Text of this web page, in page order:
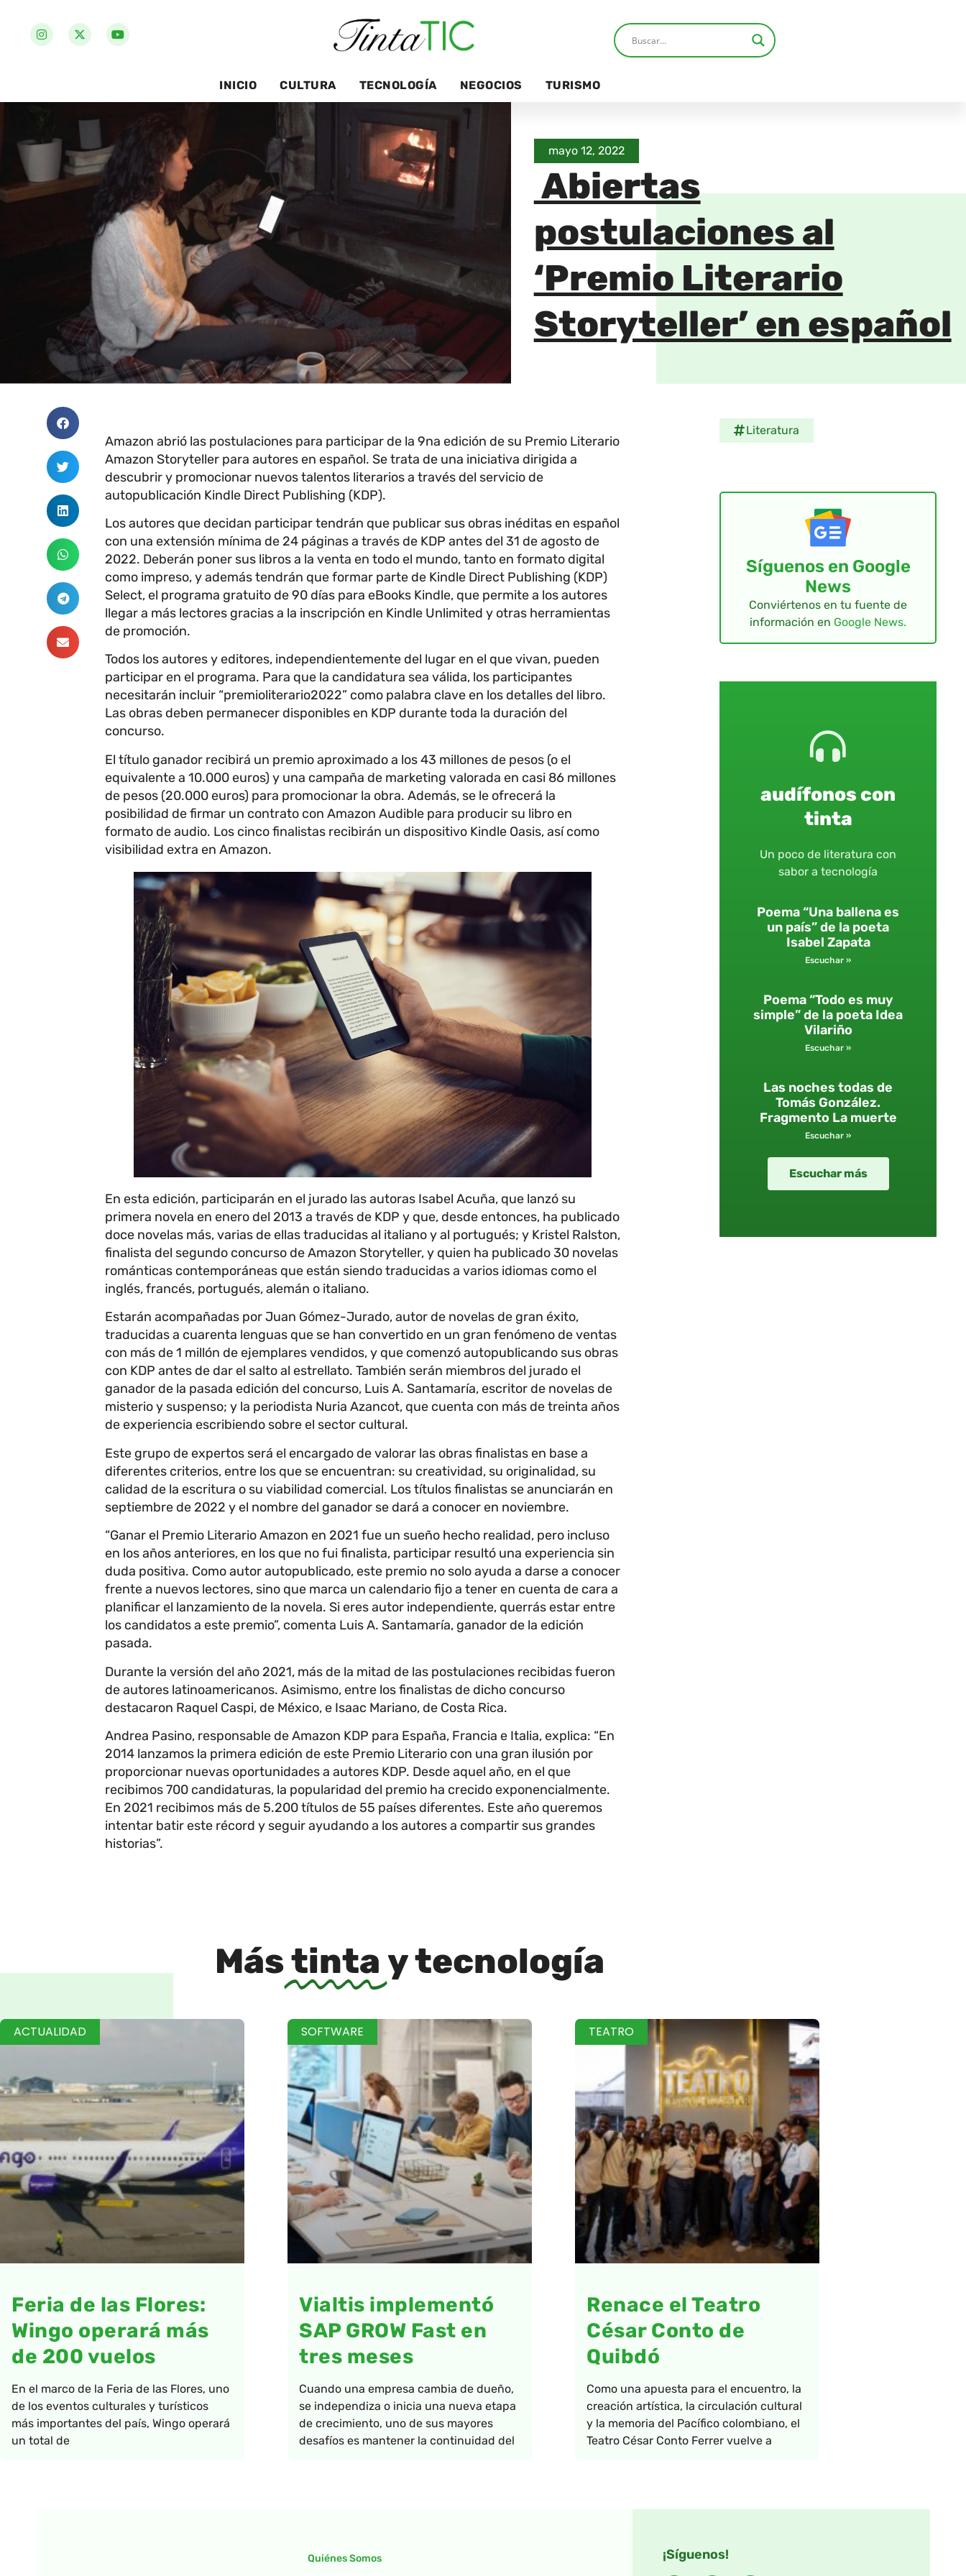
INICIO CULTURA TECNOLOGÍA NEGOCIOS TURISMO
mayo 12, 2022
Abiertas
postulaciones al
‘Premio Literario
Storyteller’ en español
Amazon abrió las postulaciones para participar de la 9na edición de su Premio Literario
Amazon Storyteller para autores en español. Se trata de una iniciativa dirigida a
descubrir y promocionar nuevos talentos literarios a través del servicio de
autopublicación Kindle Direct Publishing (KDP).
Los autores que decidan participar tendrán que publicar sus obras inéditas en español
con una extensión mínima de 24 páginas a través de KDP antes del 31 de agosto de
2022. Deberán poner sus libros a la venta en todo el mundo, tanto en formato digital
como impreso, y además tendrán que formar parte de Kindle Direct Publishing (KDP)
Select, el programa gratuito de 90 días para eBooks Kindle, que permite a los autores
llegar a más lectores gracias a la inscripción en Kindle Unlimited y otras herramientas
de promoción.
Todos los autores y editores, independientemente del lugar en el que vivan, pueden
participar en el programa. Para que la candidatura sea válida, los participantes
necesitarán incluir “premioliterario2022” como palabra clave en los detalles del libro.
Las obras deben permanecer disponibles en KDP durante toda la duración del
concurso.
El título ganador recibirá un premio aproximado a los 43 millones de pesos (o el
equivalente a 10.000 euros) y una campaña de marketing valorada en casi 86 millones
de pesos (20.000 euros) para promocionar la obra. Además, se le ofrecerá la
posibilidad de firmar un contrato con Amazon Audible para producir su libro en
formato de audio. Los cinco finalistas recibirán un dispositivo Kindle Oasis, así como
visibilidad extra en Amazon.
En esta edición, participarán en el jurado las autoras Isabel Acuña, que lanzó su
primera novela en enero del 2013 a través de KDP y que, desde entonces, ha publicado
doce novelas más, varias de ellas traducidas al italiano y al portugués; y Kristel Ralston,
finalista del segundo concurso de Amazon Storyteller, y quien ha publicado 30 novelas
románticas contemporáneas que están siendo traducidas a varios idiomas como el
inglés, francés, portugués, alemán o italiano.
Estarán acompañadas por Juan Gómez-Jurado, autor de novelas de gran éxito,
traducidas a cuarenta lenguas que se han convertido en un gran fenómeno de ventas
con más de 1 millón de ejemplares vendidos, y que comenzó autopublicando sus obras
con KDP antes de dar el salto al estrellato. También serán miembros del jurado el
ganador de la pasada edición del concurso, Luis A. Santamaría, escritor de novelas de
misterio y suspenso; y la periodista Nuria Azancot, que cuenta con más de treinta años
de experiencia escribiendo sobre el sector cultural.
Este grupo de expertos será el encargado de valorar las obras finalistas en base a
diferentes criterios, entre los que se encuentran: su creatividad, su originalidad, su
calidad de la escritura o su viabilidad comercial. Los títulos finalistas se anunciarán en
septiembre de 2022 y el nombre del ganador se dará a conocer en noviembre.
“Ganar el Premio Literario Amazon en 2021 fue un sueño hecho realidad, pero incluso
en los años anteriores, en los que no fui finalista, participar resultó una experiencia sin
duda positiva. Como autor autopublicado, este premio no solo ayuda a darse a conocer
frente a nuevos lectores, sino que marca un calendario fijo a tener en cuenta de cara a
planificar el lanzamiento de la novela. Si eres autor independiente, querrás estar entre
los candidatos a este premio”, comenta Luis A. Santamaría, ganador de la edición
pasada.
Durante la versión del año 2021, más de la mitad de las postulaciones recibidas fueron
de autores latinoamericanos. Asimismo, entre los finalistas de dicho concurso
destacaron Raquel Caspi, de México, e Isaac Mariano, de Costa Rica.
Andrea Pasino, responsable de Amazon KDP para España, Francia e Italia, explica: “En
2014 lanzamos la primera edición de este Premio Literario con una gran ilusión por
proporcionar nuevas oportunidades a autores KDP. Desde aquel año, en el que
recibimos 700 candidaturas, la popularidad del premio ha crecido exponencialmente.
En 2021 recibimos más de 5.200 títulos de 55 países diferentes. Este año queremos
intentar batir este récord y seguir ayudando a los autores a compartir sus grandes
historias”.
Literatura
Síguenos en Google
News
Conviértenos en tu fuente de
información en Google News.
audífonos con
tinta
Un poco de literatura con
sabor a tecnología
Poema “Una ballena es
un país” de la poeta
Isabel Zapata
Escuchar »
Poema “Todo es muy
simple” de la poeta Idea
Vilariño
Escuchar »
Las noches todas de
Tomás González.
Fragmento La muerte
Escuchar »
Escuchar más
Mástinta y tecnología
ACTUALIDAD
Feria de las Flores:
Wingo operará más
de 200 vuelos
En el marco de la Feria de las Flores, uno
de los eventos culturales y turísticos
más importantes del país, Wingo operará
un total de
SOFTWARE
Vialtis implementó
SAP GROW Fast en
tres meses
Cuando una empresa cambia de dueño,
se independiza o inicia una nueva etapa
de crecimiento, uno de sus mayores
desafíos es mantener la continuidad del
TEATRO
Renace el Teatro
César Conto de
Quibdó
Como una apuesta para el encuentro, la
creación artística, la circulación cultural
y la memoria del Pacífico colombiano, el
Teatro César Conto Ferrer vuelve a
Quiénes Somos ¡Síguenos!